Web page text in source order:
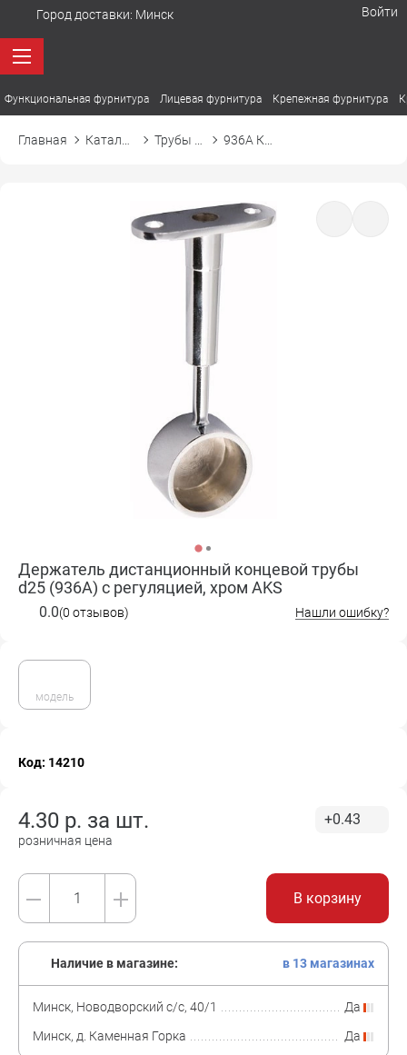
Город доставки: Минск Войти
Функциональная фурнитура Лицевая фурнитура Крепежная фурнитура
Главная
модель
Держатель дистанционный концевой трубы
d25 (936А) с регуляцией, хром AKS
0.0(0 отзывов) Нашли ошибку?
Код: 14210
4.30 р. за шт.
розничная цена
+0.43
В корзину
Наличие в магазине: в 13 магазинах
Минск, Новодворский с/с, 40/1
Да
Минск, д. Каменная Горка
Да